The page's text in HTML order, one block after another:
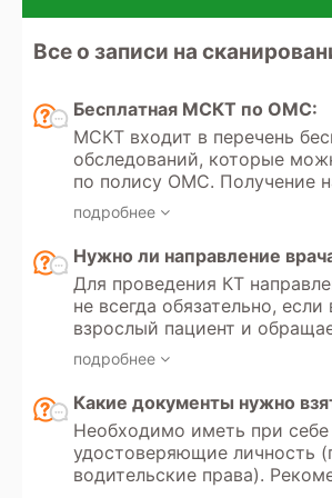
Все о записи на
Бесплатная МСКТ по ОМС:
МСКТ входит в перечень
обследований, которые
по полису ОМС. Получение
на мультиспиральную
томографию регулируется
законом РФ «Об
медицинском страховании»
Кроме того, в России
прохождение МСКТ по
добровольного
страхования.
подробнее
Нужно ли направление
Для проведения КТ
не всегда обязательно, если
взрослый пациент и
частную клинику для
обследования. Однако если
пройти КТ по полису
медицинского страхования,
направление от врача
Направление всегда
проведения КТ детям до 18
подробнее
Какие документы нужно
Необходимо иметь при
удостоверяющие личность
водительские права).